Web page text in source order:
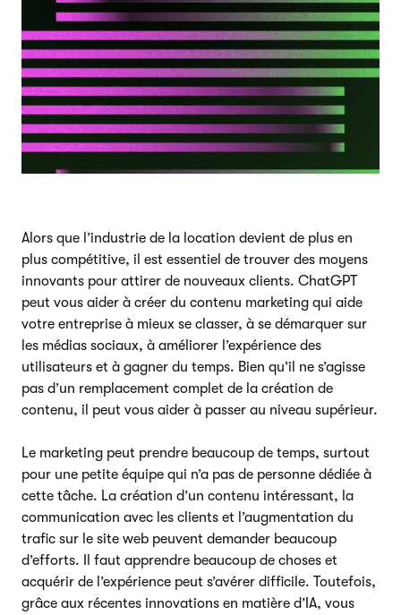
Alors que l’industrie de la location devient de plus en
plus compétitive, il est essentiel de trouver des moyens
innovants pour attirer de nouveaux clients. ChatGPT
peut vous aider à créer du contenu marketing qui aide
votre entreprise à mieux se classer, à se démarquer sur
les médias sociaux, à améliorer l’expérience des
utilisateurs et à gagner du temps. Bien qu’il ne s’agisse
pas d’un remplacement complet de la création de
contenu, il peut vous aider à passer au niveau supérieur.
Le marketing peut prendre beaucoup de temps, surtout
pour une petite équipe qui n’a pas de personne dédiée à
cette tâche. La création d’un contenu intéressant, la
communication avec les clients et l’augmentation du
trafic sur le site web peuvent demander beaucoup
d’efforts. Il faut apprendre beaucoup de choses et
acquérir de l’expérience peut s’avérer difficile. Toutefois,
grâce aux récentes innovations en matière d’IA, vous